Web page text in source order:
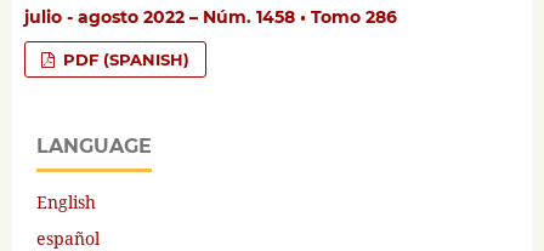
julio - agosto 2022 – Núm. 1458 • Tomo 286
PDF (SPANISH)
LANGUAGE
English
español